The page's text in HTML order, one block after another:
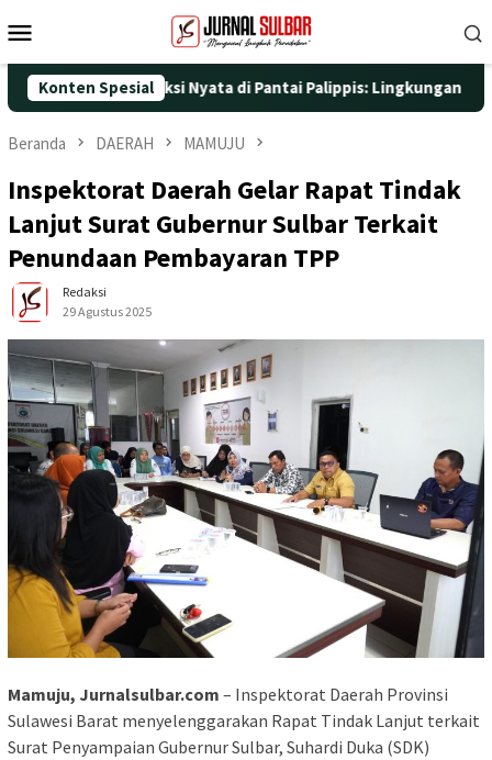
ke
Mobile
Konten Spesial
dengan Aksi Nyata di Pantai Palippis: Lingkungan dan
Beranda DAERAH MAMUJU
Inspektorat Daerah Gelar Rapat Tindak
Lanjut Surat Gubernur Sulbar Terkait
Penundaan Pembayaran TPP
Redaksi
29 Agustus 2025
Mamuju, Jurnalsulbar.com – Inspektorat Daerah Provinsi
Sulawesi Barat menyelenggarakan Rapat Tindak Lanjut terkait
Surat Penyampaian Gubernur Sulbar, Suhardi Duka (SDK)